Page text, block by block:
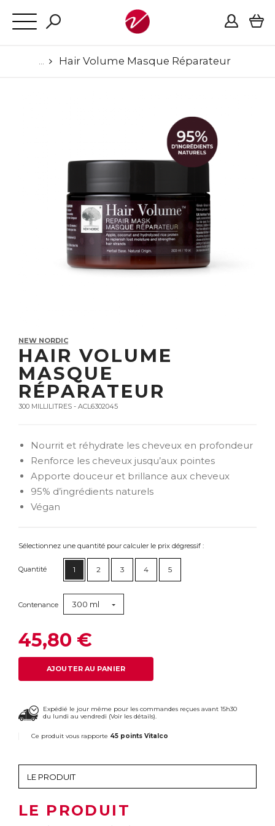
Hair Volume Masque Réparateur
NEW NORDIC
HAIR VOLUME
MASQUE
RÉPARATEUR
300 MILLILITRES - ACL6302045
Nourrit et réhydrate les cheveux en profondeur
Renforce les cheveux jusqu’aux pointes
Apporte douceur et brillance aux cheveux
95% d’ingrédients naturels
Végan
Sélectionnez une quantité pour calculer le prix dégressif :
Quantité 1 2 3 4 5
Contenance 300 ml
45,80 €
AJOUTER AU PANIER
Expédié le jour même pour les commandes reçues avant 15h30
du lundi au vendredi (Voir les détails).
Ce produit vous rapporte 45 points Vitalco
LE PRODUIT